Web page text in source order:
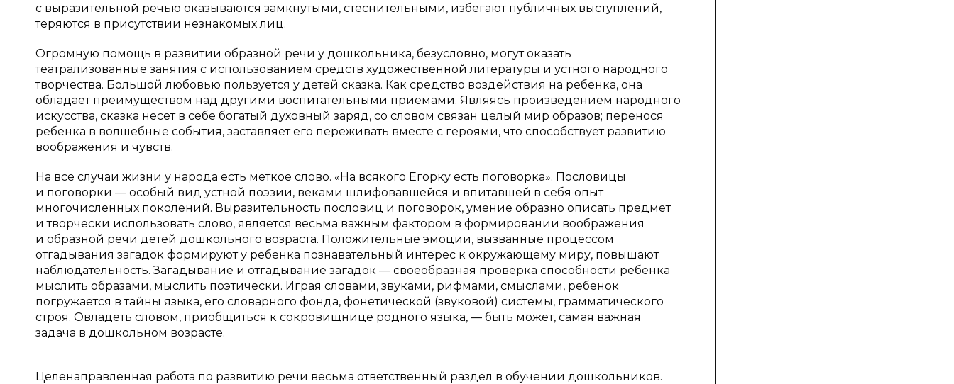
с выразительной речью оказываются замкнутыми, стеснительными, избегают публичных выступлений,
теряются в присутствии незнакомых лиц.
Огромную помощь в развитии образной речи у дошкольника, безусловно, могут оказать
театрализованные занятия с использованием средств художественной литературы и устного народного
творчества. Большой любовью пользуется у детей сказка. Как средство воздействия на ребенка, она
обладает преимуществом над другими воспитательными приемами. Являясь произведением народного
искусства, сказка несет в себе богатый духовный заряд, со словом связан целый мир образов; перенося
ребенка в волшебные события, заставляет его переживать вместе с героями, что способствует развитию
воображения и чувств.
На все случаи жизни у народа есть меткое слово. «На всякого Егорку есть поговорка». Пословицы
и поговорки — особый вид устной поэзии, веками шлифовавшейся и впитавшей в себя опыт
многочисленных поколений. Выразительность пословиц и поговорок, умение образно описать предмет
и творчески использовать слово, является весьма важным фактором в формировании воображения
и образной речи детей дошкольного возраста. Положительные эмоции, вызванные процессом
отгадывания загадок формируют у ребенка познавательный интерес к окружающему миру, повышают
наблюдательность. Загадывание и отгадывание загадок — своеобразная проверка способности ребенка
мыслить образами, мыслить поэтически. Играя словами, звуками, рифмами, смыслами, ребенок
погружается в тайны языка, его словарного фонда, фонетической (звуковой) системы, грамматического
строя. Овладеть словом, приобщиться к сокровищнице родного языка, — быть может, самая важная
задача в дошкольном возрасте.
Целенаправленная работа по развитию речи весьма ответственный раздел в обучении дошкольников.